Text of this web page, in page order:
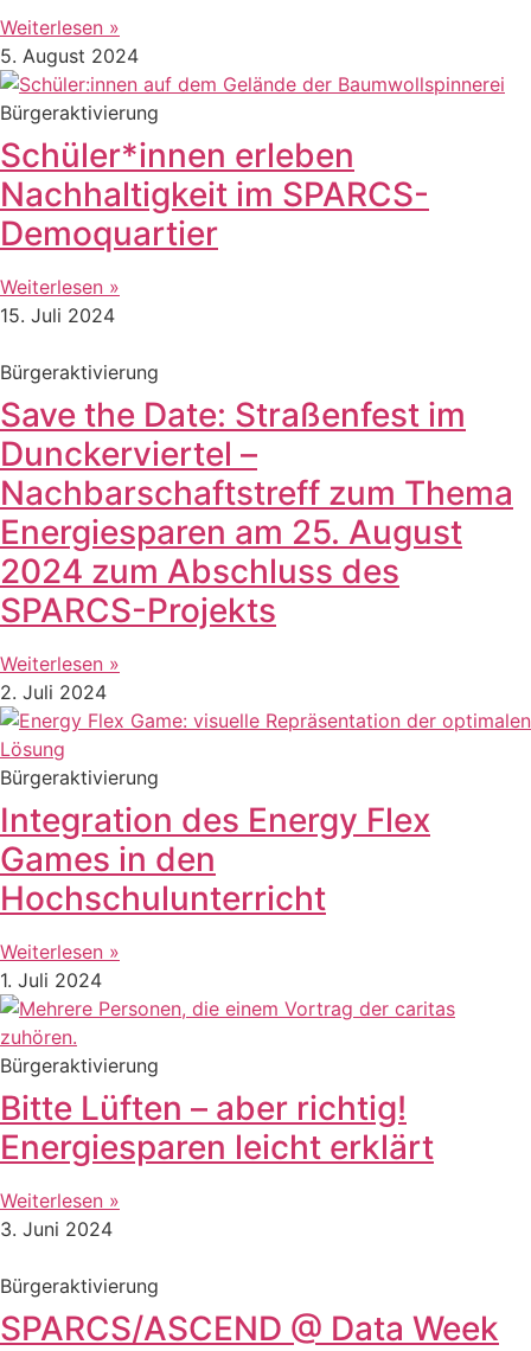
Weiterlesen »
5. August 2024
Bürgeraktivierung
Schüler*innen erleben
Nachhaltigkeit im SPARCS-
Demoquartier
Weiterlesen »
15. Juli 2024
Bürgeraktivierung
Save the Date: Straßenfest im
Dunckerviertel –
Nachbarschaftstreff zum Thema
Energiesparen am 25. August
2024 zum Abschluss des
SPARCS-Projekts
Weiterlesen »
2. Juli 2024
Bürgeraktivierung
Integration des Energy Flex
Games in den
Hochschulunterricht
Weiterlesen »
1. Juli 2024
Bürgeraktivierung
Bitte Lüften – aber richtig!
Energiesparen leicht erklärt
Weiterlesen »
3. Juni 2024
Bürgeraktivierung
SPARCS/ASCEND @ Data Week